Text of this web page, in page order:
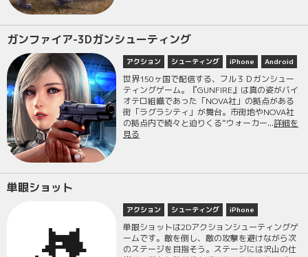
ガンファイア-3Dガンシューティング
アクション シューティング iPhone Android
世界150ヶ国で配信する、フル３Ｄガンシュー
ティングゲーム。『GUNFIRE』は真の姿がバイ
オテロ組織であった「NOVA社」の拠点がある
街「ラグラシティ」が舞台。市街地やNOVA社
の拠点内で続々と迫りくる”ウォーカー...詳細を
見る
単眼ショット
アクション シューティング iPhone
単眼ショットは2Dアクションシューティングゲ
ームです。敵を倒し、敵の攻撃を避けながら次
のステージを目指そう。ステージには沢山の仕